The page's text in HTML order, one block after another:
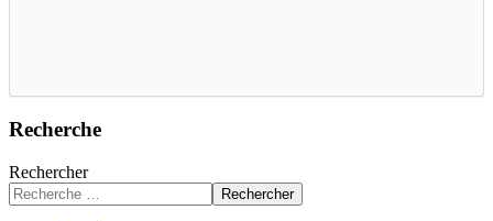
Recherche
Rechercher
Rechercher